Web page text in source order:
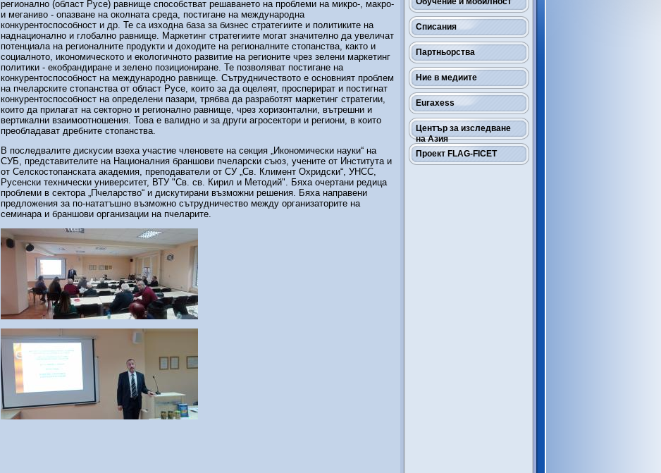
Списания
Партньорства
Ние в медиите
Euraxess
Център за изследване
на Азия
Проект FLAG-FICET
регионално (област Русе) равнище способстват решаването на проблеми на микро-, макро-
и меганиво - опазване на околната среда, постигане на международна
конкурентоспособност и др. Те са изходна база за бизнес стратегиите и политиките на
наднационално и глобално равнище. Маркетинг стратегиите могат значително да увеличат
потенциала на регионалните продукти и доходите на регионалните стопанства, както и
социалното, икономическото и екологичното развитие на регионите чрез зелени маркетинг
политики - екобрандиране и зелено позициониране. Те позволяват постигане на
конкурентоспособност на международно равнище. Сътрудничеството е основният проблем
на пчеларските стопанства от област Русе, които за да оцелеят, просперират и постигнат
конкурентоспособност на определени пазари, трябва да разработят маркетинг стратегии,
които да прилагат на секторно и регионално равнище, чрез хоризонтални, вътрешни и
вертикални взаимоотношения. Това е валидно и за други агросектори и региони, в които
преобладават дребните стопанства.
В последвалите дискусии взеха участие членовете на секция „Икономически науки“ на
СУБ, представителите на Националния браншови пчеларски съюз, учените от Института и
от Селскостопанската академия, преподаватели от СУ „Св. Климент Охридски“, УНСС,
Русенски технически университет, ВТУ "Св. св. Кирил и Методий". Бяха очертани редица
проблеми в сектора „Пчеларство“ и дискутирани възможни решения. Бяха направени
предложения за по-нататъшно възможно сътрудничество между организаторите на
семинара и браншови организации на пчеларите.